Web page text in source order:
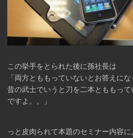
この挙手をとられた後に孫社長は
「両方とももっていないとお答えにな
昔の武士でいうと刀を二本とももっ
ですよ。。」
っと皮肉られて本題のセミナー内容